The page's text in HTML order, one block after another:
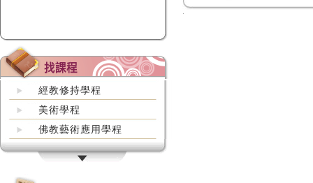
經教修持學程
美術學程
佛教藝術應用學程